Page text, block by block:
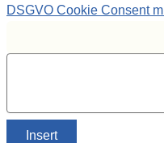
DSGVO Cookie Consent
Insert